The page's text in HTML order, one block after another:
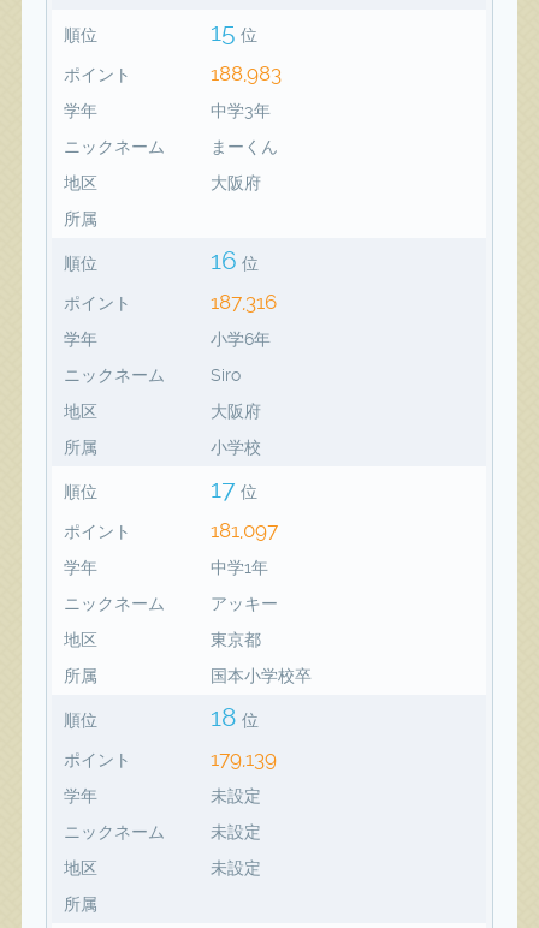
順位 15 位
ポイント 188,983
学年
中学3年
ニックネーム
まーくん
地区
大阪府
所属
順位 16 位
ポイント 187,316
学年
小学6年
ニックネーム
Siro
地区
大阪府
所属
小学校
順位 17 位
ポイント 181,097
学年
中学1年
ニックネーム
アッキー
地区
東京都
所属
国本小学校卒
順位 18 位
ポイント 179,139
学年
未設定
ニックネーム
未設定
地区
未設定
所属